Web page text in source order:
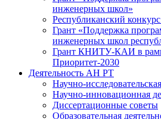
инженерных школ»
Республиканский
Грант «Поддержка
инженерных школ
Грант КНИТУ-КАИ в
Приоритет-2030
Деятельность АН РТ
Научно-
Научно-инновационная
Диссертационные советы
Образовательная